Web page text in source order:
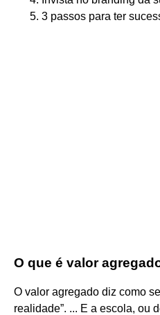
3 passos para ter
O que é valor
O valor agregado diz como
realidade”. ... E a escola, ou